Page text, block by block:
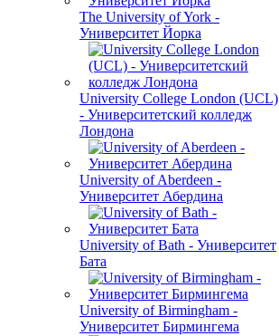
The University of York -
Университет Йорка
University College London (UCL)
- Университетский колледж
Лондона
University of Aberdeen -
Университет Абердина
University of Bath - Университет
Бата
University of Birmingham -
Университет Бирмингема